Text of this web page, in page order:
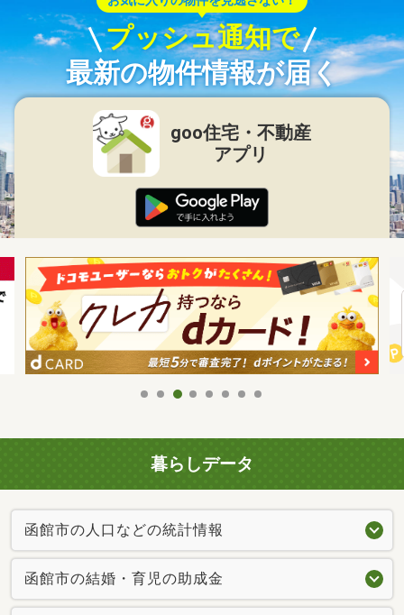
プッシュ通知で
最新の物件情報が届く
goo住宅・不動産
アプリ
暮らしデータ
函館市の人口などの統計情報
函館市の結婚・育児の助成金